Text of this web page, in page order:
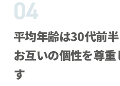
平均年齢は30代前半
お互いの個性を尊
す